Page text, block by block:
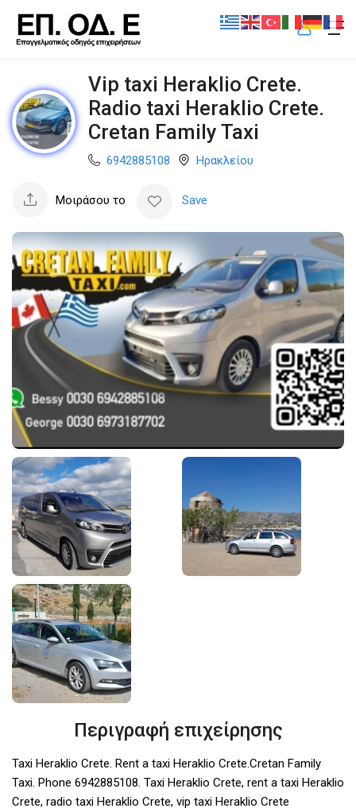
Vip taxi Heraklio Crete.
Radio taxi Heraklio Crete.
Cretan Family Taxi
6942885108 Ηρακλείου
Μοιράσου το Save
Περιγραφή επιχείρησης
Taxi Heraklio Crete. Rent a taxi Heraklio Crete.Cretan Family
Taxi. Phone 6942885108. Taxi Heraklio Crete, rent a taxi Heraklio
Crete, radio taxi Heraklio Crete, vip taxi Heraklio Crete